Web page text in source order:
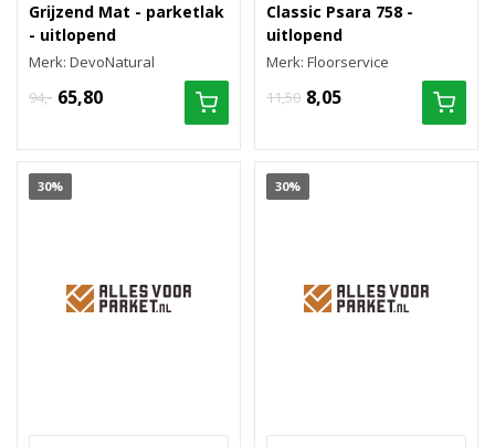
Grijzend Mat - parketlak
- uitlopend
Merk: DevoNatural
94,- 65,80
Classic Psara 758 -
uitlopend
Merk: Floorservice
11,50 8,05
30% 30%